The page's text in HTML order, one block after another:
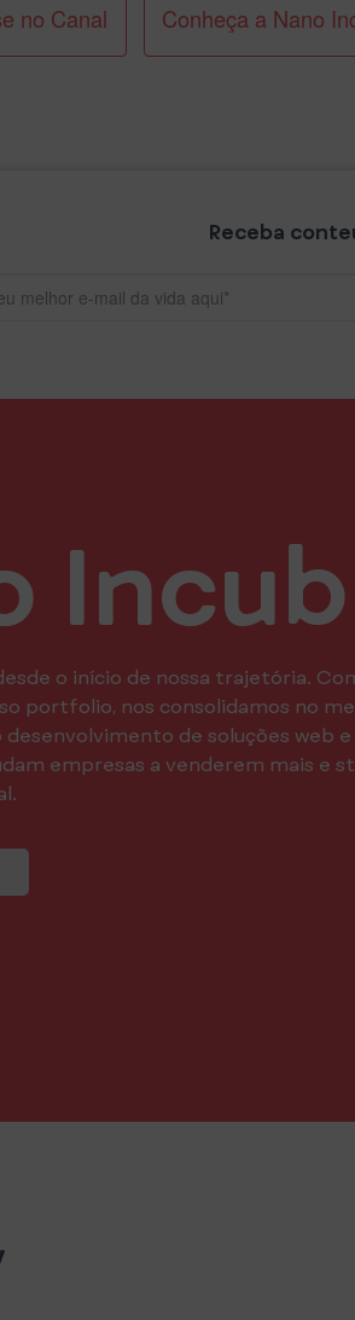
no Canal Conheça a Nano
Receba
Incub
o início de nossa trajetória.
portfolio, nos consolidamos no
de soluções web
empresas a venderem mais e